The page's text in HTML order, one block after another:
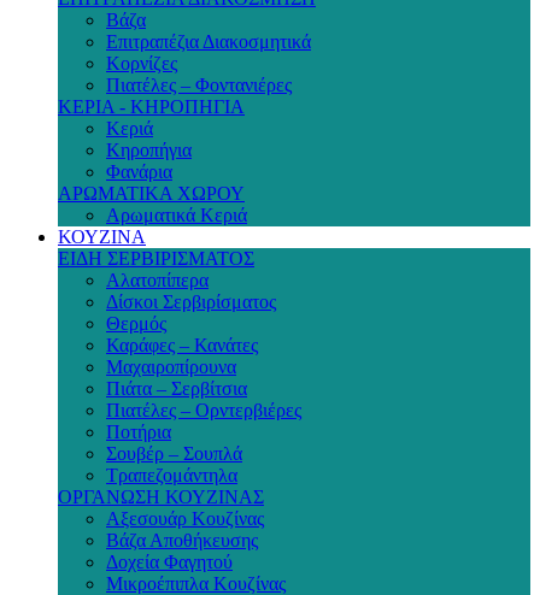
Βάζα
Επιτραπέζια Διακοσμητικά
Κορνίζες
Πιατέλες – Φοντανιέρες
ΚΕΡΙΑ - ΚΗΡΟΠΗΓΙΑ
Κεριά
Κηροπήγια
Φανάρια
ΑΡΩΜΑΤΙΚΑ ΧΩΡΟΥ
Αρωματικά Κεριά
ΚΟΥΖΙΝΑ
ΕΙΔΗ ΣΕΡΒΙΡΙΣΜΑΤΟΣ
Αλατοπίπερα
Δίσκοι Σερβιρίσματος
Θερμός
Καράφες – Κανάτες
Μαχαιροπίρουνα
Πιάτα – Σερβίτσια
Πιατέλες – Ορντερβιέρες
Ποτήρια
Σουβέρ – Σουπλά
Τραπεζομάντηλα
ΟΡΓΑΝΩΣΗ ΚΟΥΖΙΝΑΣ
Αξεσουάρ Κουζίνας
Βάζα Αποθήκευσης
Δοχεία Φαγητού
Μικροέπιπλα Κουζίνας